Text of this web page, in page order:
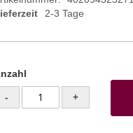
2-3 Tage
- +